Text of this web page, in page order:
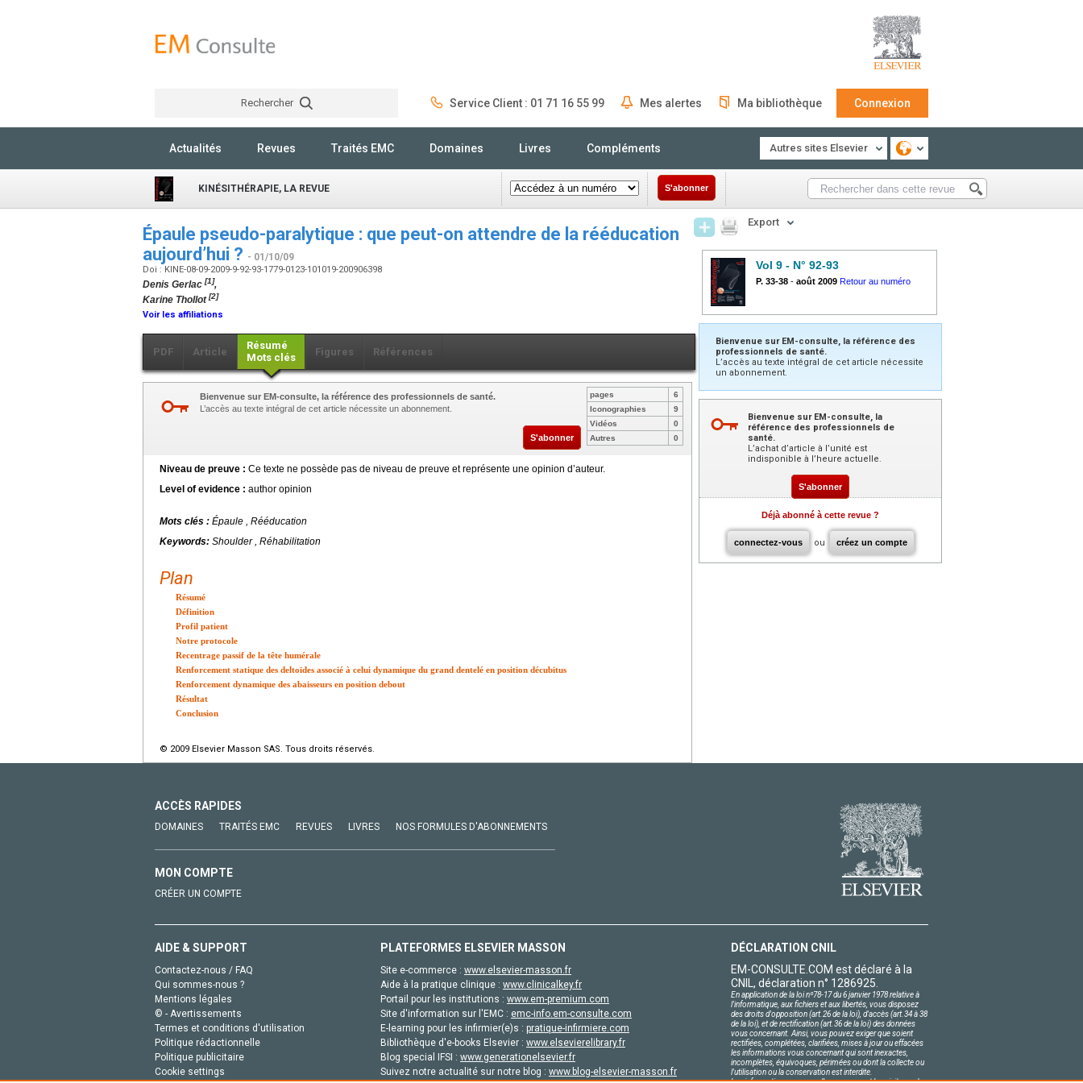
Rechercher Service Client : 01 71 16 55 99 Mes alertes Ma bibliothèque Connexion
Actualités Revues Traités EMC Domaines Livres Compléments Autres sites Elsevier
KINÉSITHÉRAPIE, LA REVUE S'abonner
Épaule pseudo-paralytique : que peut-on attendre de la rééducation
aujourd’hui ? - 01/10/09
Doi : KINE-08-09-2009-9-92-93-1779-0123-101019-200906398
Denis Gerlac [1],
Karine Thollot[2]
Voir les affiliations
PDF Article
Résumé
Mots clés
Figures Références
Bienvenue sur EM-consulte, la référence des professionnels de santé.
L’accès au texte intégral de cet article nécessite un abonnement.
S'abonner
pages
6
Iconographies
9
Vidéos
0
Autres
0
Niveau de preuve : Ce texte ne possède pas de niveau de preuve et représente une opinion d’auteur.
Level of evidence : author opinion
Mots clés : Épaule , Rééducation
Keywords: Shoulder , Réhabilitation
Plan
Résumé
Définition
Profil patient
Notre protocole
Recentrage passif de la tête humérale
Renforcement statique des deltoïdes associé à celui dynamique du grand dentelé en position décubitus
Renforcement dynamique des abaisseurs en position debout
Résultat
Conclusion
© 2009 Elsevier Masson SAS. Tous droits réservés.
Export
Vol 9 - N° 92-93
P. 33-38 - août 2009 Retour au numéro
Bienvenue sur EM-consulte, la référence des
professionnels de santé.
L’accès au texte intégral de cet article nécessite
un abonnement.
Bienvenue sur EM-consulte, la
référence des professionnels de
santé.
L’achat d’article à l’unité est
indisponible à l’heure actuelle.
S'abonner
Déjà abonné à cette revue ?
connectez-vous ou créez un compte
ACCÈS RAPIDES
DOMAINES TRAITÉS EMC REVUES LIVRES NOS FORMULES D'ABONNEMENTS
MON COMPTE
CRÉER UN COMPTE
AIDE & SUPPORT
Contactez-nous / FAQ
Qui sommes-nous ?
Mentions légales
© - Avertissements
Termes et conditions d'utilisation
Politique rédactionnelle
Politique publicitaire
Cookie settings
PLATEFORMES ELSEVIER MASSON
Site e-commerce : www.elsevier-masson.fr
Aide à la pratique clinique : www.clinicalkey.fr
Portail pour les institutions : www.em-premium.com
Site d'information sur l'EMC : emc-info.em-consulte.com
E-learning pour les infirmier(e)s : pratique-infirmiere.com
Bibliothèque d'e-books Elsevier : www.elsevierelibrary.fr
Blog special IFSI : www.generationelsevier.fr
Suivez notre actualité sur notre blog : www.blog-elsevier-masson.fr
DÉCLARATION CNIL
EM-CONSULTE.COM est déclaré à la
CNIL, déclaration n° 1286925.
En application de la loi nº78-17 du 6 janvier 1978 relative à
l'informatique, aux fichiers et aux libertés, vous disposez
des droits d'opposition (art.26 de la loi), d'accès (art.34 à 38
de la loi), et de rectification (art.36 de la loi) des données
vous concernant. Ainsi, vous pouvez exiger que soient
rectifiées, complétées, clarifiées, mises à jour ou effacées
les informations vous concernant qui sont inexactes,
incomplètes, équivoques, périmées ou dont la collecte ou
l'utilisation ou la conservation est interdite.